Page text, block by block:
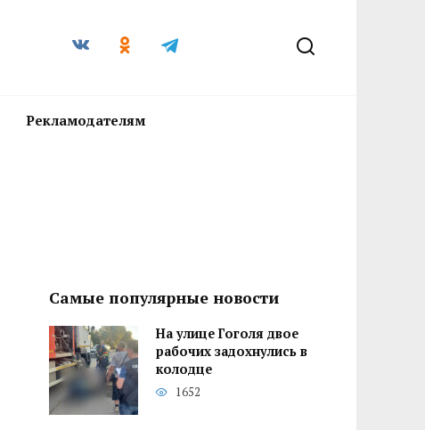
Рекламодателям
Самые популярные новости
На улице Гоголя двое
рабочих задохнулись в
колодце
1652